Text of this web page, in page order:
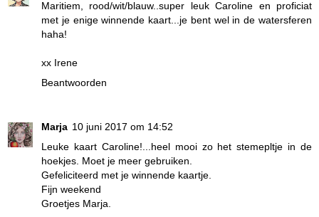
Maritiem, rood/wit/blauw..super leuk Caroline en proficiat
met je enige winnende kaart...je bent wel in de watersferen
haha!
xx Irene
Beantwoorden
Marja 10 juni 2017 om 14:52
Leuke kaart Caroline!...heel mooi zo het stemepltje in de
hoekjes. Moet je meer gebruiken.
Gefeliciteerd met je winnende kaartje.
Fijn weekend
Groetjes Marja.